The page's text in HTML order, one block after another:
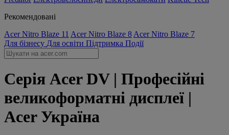
Рекомендовані
Acer Nitro Blaze 11 Acer Nitro Blaze 8 Acer Nitro Blaze 7
Для бізнесу Для освіти Підтримка Події
Серія Acer DV | Професійні
великоформатні дисплеї |
Acer Україна